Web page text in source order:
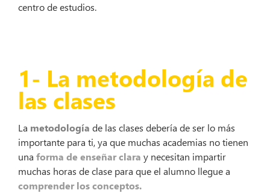
centro de estudios.
1- La metodología de
las clases
La metodología de las clases debería de ser lo más
importante para ti, ya que muchas academias no tienen
una forma de enseñar clara y necesitan impartir
muchas horas de clase para que el alumno llegue a
comprender los conceptos.